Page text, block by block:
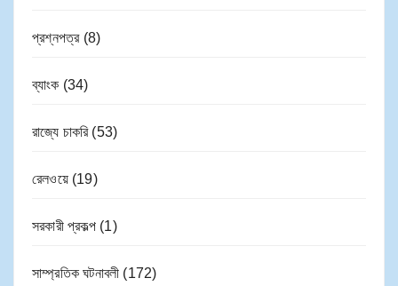
প্রশ্নপত্র(8)
ব্যাংক (34)
রাজ্যে চাকরি(53)
রেলওয়ে(19)
সরকারী প্রকল্প (1)
সাম্প্রতিক ঘটনাবলী (172)